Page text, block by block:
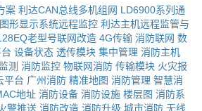
案 利达CAN总线多机组网 LD6900系列通
形显示系统远程监控 利达主机远程监管与
老型号联网改造 4G传输 消防联网 数
设备状态 透传模块 集中管理 消防主机
测 消防监控 物联网消防 传输模块 火灾报
平台 广州消防 精准地图 消防管理 智慧消
地址 消防设备 消防设施 楼层图 消防系
警推送 消防改造 消防升级 城市消防 无线